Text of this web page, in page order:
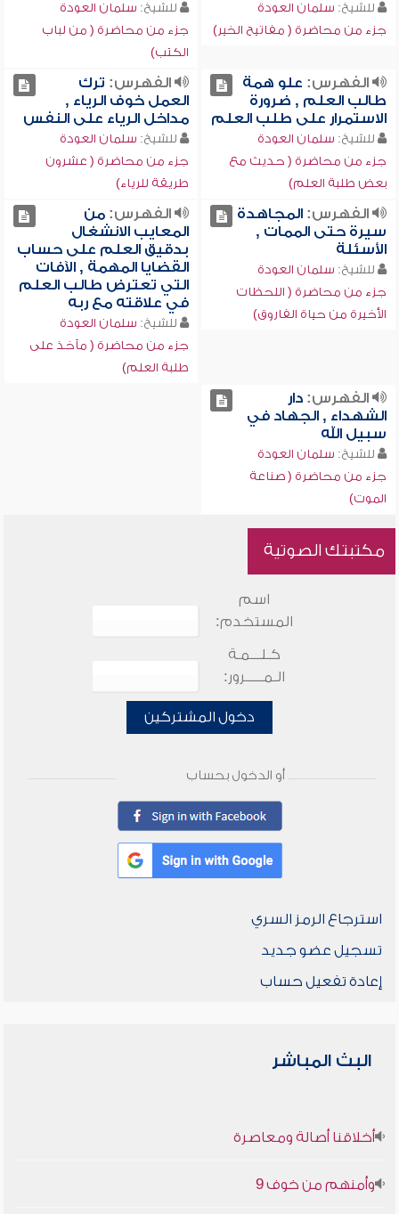
للشيخ: سلمان العودة
جزء من محاضرة ( مفاتيح الخير)
للشيخ: سلمان العودة
جزء من محاضرة ( من لباب
الكتب)
الفهرس: علو همة
طالب العلم , ضرورة
الاستمرار على طلب العلم
للشيخ: سلمان العودة
جزء من محاضرة ( حديث مع
بعض طلبة العلم)
الفهرس: ترك
العمل خوف الرياء ,
مداخل الرياء على النفس
للشيخ: سلمان العودة
جزء من محاضرة ( عشرون
طريقة للرياء)
الفهرس:المجاهدة
سيرة حتى الممات ,
الأسئلة
للشيخ: سلمان العودة
جزء من محاضرة ( اللحظات
الأخيرة من حياة الفاروق)
الفهرس:من
المعايب الانشغال
بدقيق العلم على حساب
القضايا المهمة , الآفات
التي تعترض طالب العلم
في علاقته مع ربه
للشيخ: سلمان العودة
جزء من محاضرة ( مآخذ على
طلبة العلم)
الفهرس:دار
الشهداء , الجهاد في
سبيل الله
للشيخ: سلمان العودة
جزء من محاضرة ( صناعة
الموت)
مكتبتك الصوتية
اسم
المستخدم:
كـلـــمـة
الـمـــــرور:
دخول المشتركين
أو الدخول بحساب
استرجاع الرمز السري
تسجيل عضو جديد
إعادة تفعيل حساب
البث المباشر
أخلاقنا أصالة ومعاصرة
وأمنهم من خوف 9